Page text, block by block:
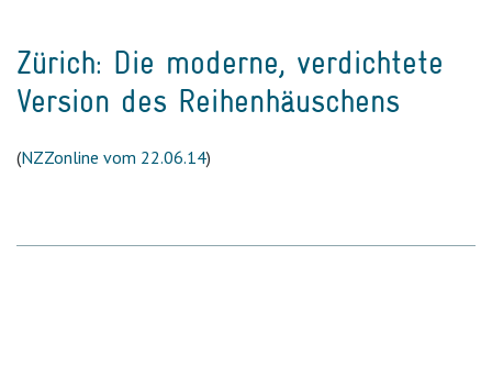
Zürich: Die moderne, verdichtete
Version des Reihenhäuschens
(NZZonline vom 22.06.14)